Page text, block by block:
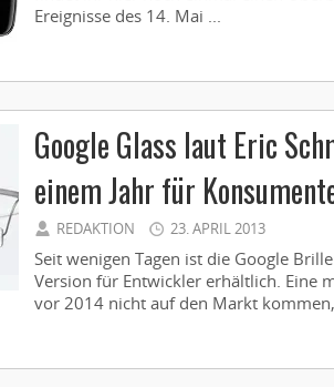
Ereignisse des 14. Mai ...
Google Glass laut Eric
einem Jahr für
REDAKTION 23. APRIL 2013
Seit wenigen Tagen ist die Google
Version für Entwickler erhältlich. Eine
vor 2014 nicht auf den Markt